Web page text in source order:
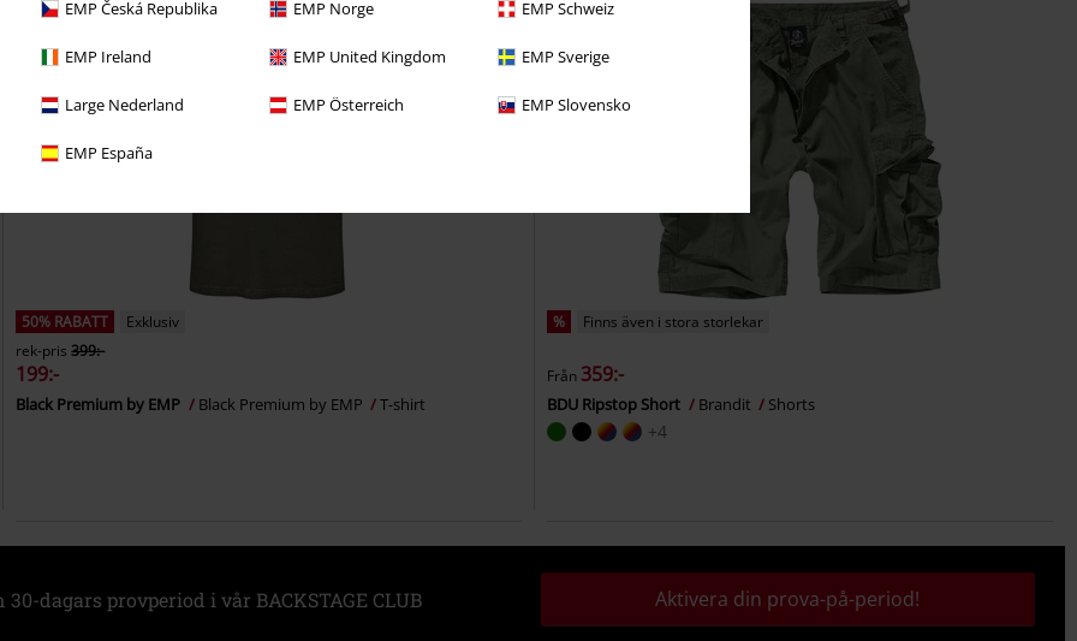
EMP Česká Republika EMP Norge EMP Schweiz
EMP Ireland EMP United Kingdom EMP Sverige
Large Nederland EMP Österreich EMP Slovensko
EMP España
50% RABATT
Exklusiv
rek-pris 399:-
199:-
Black Premium by EMP Black Premium by EMP T-shirt
% Finns även i stora storlekar
Från 359:-
BDU Ripstop Short Brandit Shorts
+4
dagars provperiod i vår BACKSTAGE CLUB Aktivera din prova-på-period!